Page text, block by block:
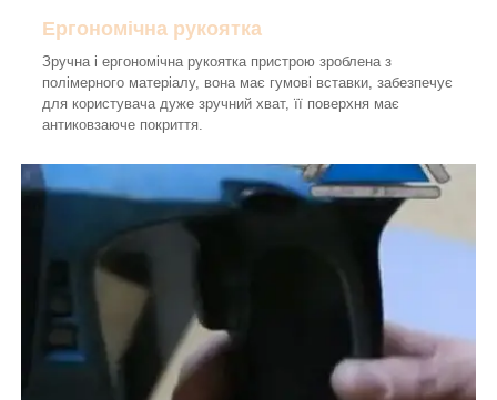
Ергономічна рукоятка
Зручна і ергономічна рукоятка пристрою зроблена з
полімерного матеріалу, вона має гумові вставки, забезпечує
для користувача дуже зручний хват, її поверхня має
антиковзаюче покриття.